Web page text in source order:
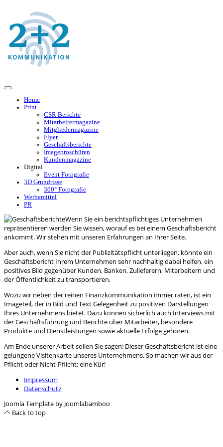
Home
Print
CSR Berichte
Mitarbeitermagazine
Mitgliedermagazine
Flyer
Geschäftsberichte
Imagebroschüren
Kundenmagazine
Digital
Event Fotografie
3D Grundrisse
360° Fotografie
Werbemittel
PR
Wenn Sie ein berichtspflichtiges Unternehmen
repräsentieren werden Sie wissen, worauf es bei einem Geschäftsbericht
ankommt. Wir stehen mit unseren Erfahrungen an Ihrer Seite.
Aber auch, wenn Sie nicht der Publizitätspflicht unterliegen, könnte ein
Geschäftsbericht Ihrem Unternehmen sehr nachhaltig dabei helfen, ein
positives Bild gegenüber Kunden, Banken, Zulieferern, Mitarbeitern und
der Öffentlichkeit zu transportieren.
Wozu wir neben der reinen Finanzkommunikation immer raten, ist ein
Imageteil, der in Bild und Text Gelegenheit zu positiven Darstellungen
Ihres Unternehmens bietet. Dazu können sicherlich auch Interviews mit
der Geschäftsführung und Berichte über Mitarbeiter, besondere
Produkte und Dienstleistungen sowie aktuelle Erfolge gehören.
Am Ende unserer Arbeit sollen Sie sagen: Dieser Geschäftsbericht ist eine
gelungene Visitenkarte unseres Unternehmens. So machen wir aus der
Pflicht oder Nicht-Pflicht: eine Kür!
Impressum
Datenschutz
Joomla Template by Joomlabamboo
Back to top